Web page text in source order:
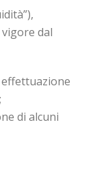
vigore dal
di alcuni